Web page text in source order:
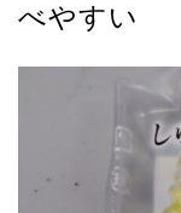
べやすい